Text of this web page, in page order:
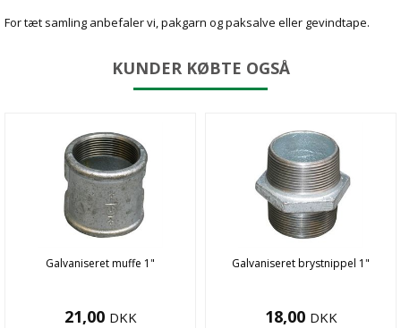
For tæt samling anbefaler vi, pakgarn og paksalve eller gevindtape.
KUNDER KØBTE OGSÅ
Galvaniseret muffe 1"
21,00 DKK
Galvaniseret brystnippel 1"
18,00 DKK